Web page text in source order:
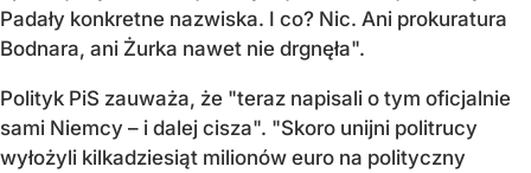
Padały konkretne nazwiska. I co? Nic. Ani prokuratura
Bodnara, ani Żurka nawet nie drgnęła".
Polityk PiS zauważa, że "teraz napisali o tym oficjalnie
sami Niemcy – i dalej cisza". "Skoro unijni politrucy
wyłożyli kilkadziesiąt milionów euro na polityczny